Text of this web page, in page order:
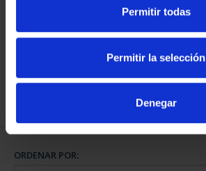
Permitir todas
Permitir la selección
Denegar
BATALLA DE LEPANTO
610,00 €
ORDENAR POR: